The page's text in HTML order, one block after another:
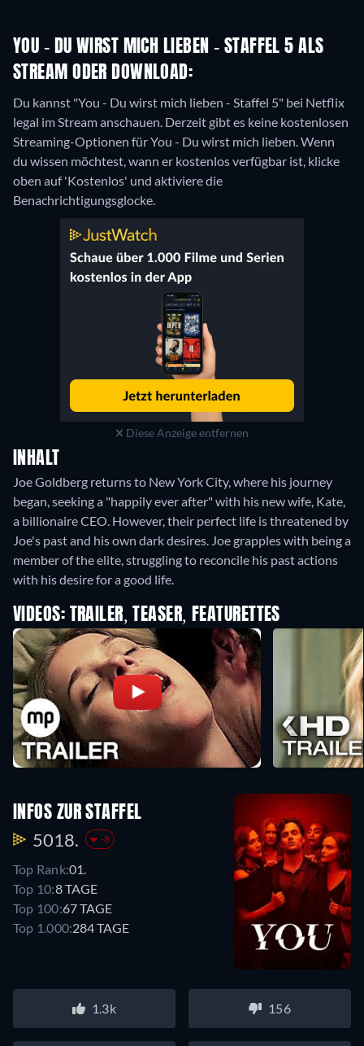
YOU - DU WIRST MICH LIEBEN - STAFFEL 5 ALS
STREAM ODER DOWNLOAD:
Du kannst "You - Du wirst mich lieben - Staffel 5" bei Netflix
legal im Stream anschauen. Derzeit gibt es keine kostenlosen
Streaming-Optionen für You - Du wirst mich lieben. Wenn
du wissen möchtest, wann er kostenlos verfügbar ist, klicke
oben auf 'Kostenlos' und aktiviere die
Benachrichtigungsglocke.
Diese Anzeige entfernen
INHALT
Joe Goldberg returns to New York City, where his journey
began, seeking a "happily ever after" with his new wife, Kate,
a billionaire CEO. However, their perfect life is threatened by
Joe's past and his own dark desires. Joe grapples with being a
member of the elite, struggling to reconcile his past actions
with his desire for a good life.
VIDEOS: TRAILER, TEASER, FEATURETTES
INFOS ZUR STAFFEL
5018. -8
Top Rank:01.
Top 10:8 TAGE
Top 100:67 TAGE
Top 1.000:284 TAGE
1.3k 156